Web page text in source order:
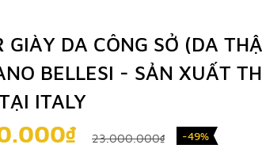
GIÀY DA CÔNG SỞ (DA
BELLESI - SẢN XUẤT
ITALY
23.000.000₫ -49%